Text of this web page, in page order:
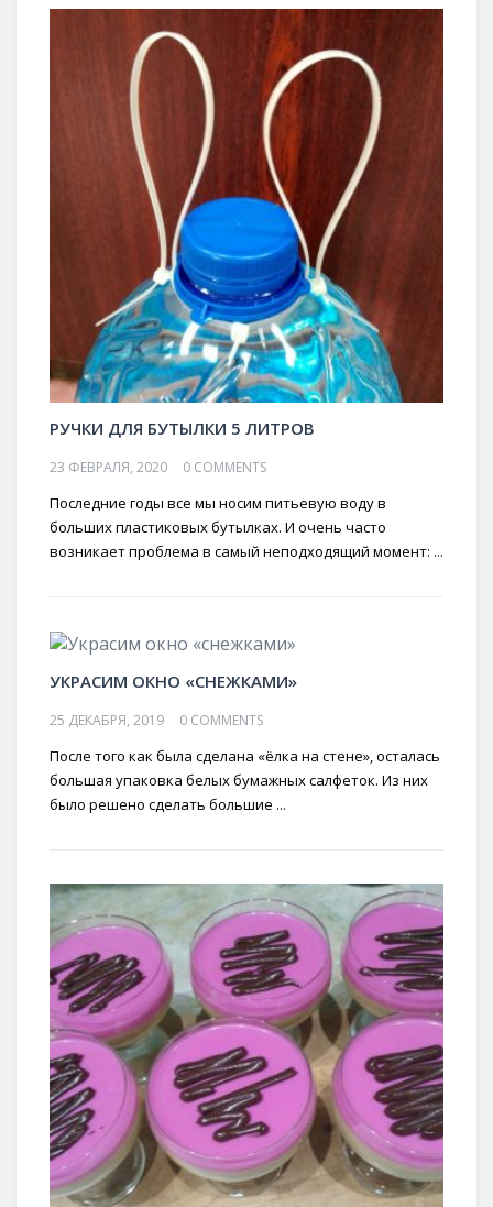
РУЧКИ ДЛЯ БУТЫЛКИ 5 ЛИТРОВ
23 ФЕВРАЛЯ, 2020 0 COMMENTS
Последние годы все мы носим питьевую воду в
больших пластиковых бутылках. И очень часто
возникает проблема в самый неподходящий момент: ...
УКРАСИМ ОКНО «СНЕЖКАМИ»
25 ДЕКАБРЯ, 2019 0 COMMENTS
После того как была сделана «ёлка на стене», осталась
большая упаковка белых бумажных салфеток. Из них
было решено сделать большие ...